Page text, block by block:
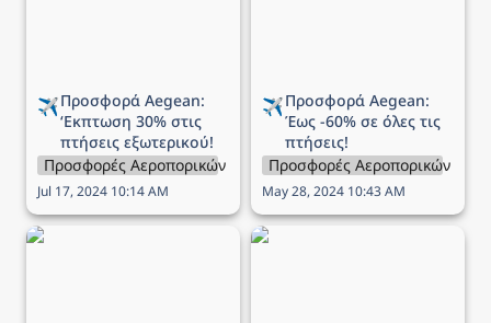
✈️Προσφορά Aegean:
‘Εκπτωση 30% στις
πτήσεις εξωτερικού!
Προσφορές Αεροπορικών Εταιρειών
Jul 17, 2024 10:14 AM
✈️Προσφορά Aegean:
Έως -60% σε όλες τις
πτήσεις!
Προσφορές Αεροπορικών
May 28, 2024 10:43 AM
Προσφορά Aegean -
Προσφορά Aegean -